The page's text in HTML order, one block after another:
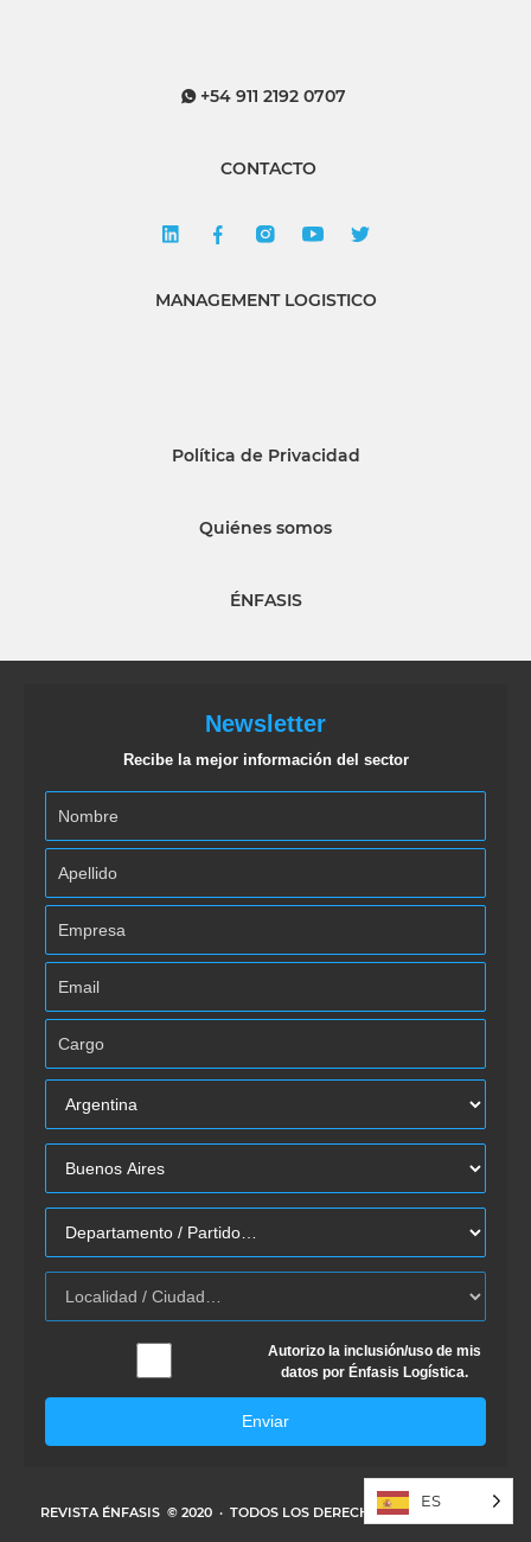
+54 911 2192 0707
CONTACTO
MANAGEMENT LOGISTICO
Política de Privacidad
Quiénes somos
ÉNFASIS
Newsletter
Recibe la mejor información del sector
Autorizo la inclusión/uso de mis
datos por Énfasis Logística.
Enviar
REVISTA ÉNFASIS © 2020 · TODOS LOS DERECHOS RESERVADOS
ES